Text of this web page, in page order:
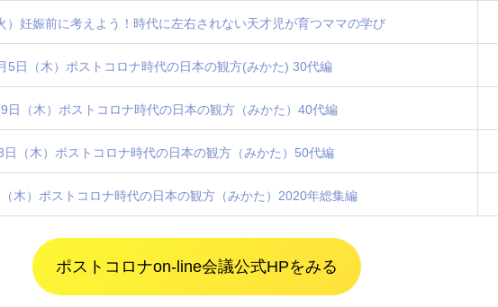
妊娠前に考えよう！時代に左右されない天才児が育つママの学び
日（木）ポストコロナ時代の日本の観方(みかた) 30代編
日（木）ポストコロナ時代の日本の観方（みかた）40代編
（木）ポストコロナ時代の日本の観方（みかた）50代編
木）ポストコロナ時代の日本の観方（みかた）2020年総集編
ポストコロナon-line会議公式HPをみる